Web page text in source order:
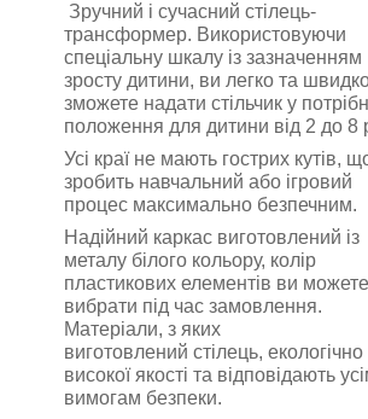
Зручний і сучасний стілець-
трансформер. Використовуючи
спеціальну шкалу із зазначенням
зросту дитини, ви легко та
зможете надати стільчик у
положення для дитини від 2 до 8
Усі краї не мають гострих кутів,
зробить навчальний або ігровий
процес максимально безпечним.
Надійний каркас виготовлений із
металу білого кольору, колір
пластикових елементів ви можете
вибрати під час замовлення.
Матеріали, з яких
виготовлений стілець, екологічно
високої якості та відповідають
вимогам безпеки.